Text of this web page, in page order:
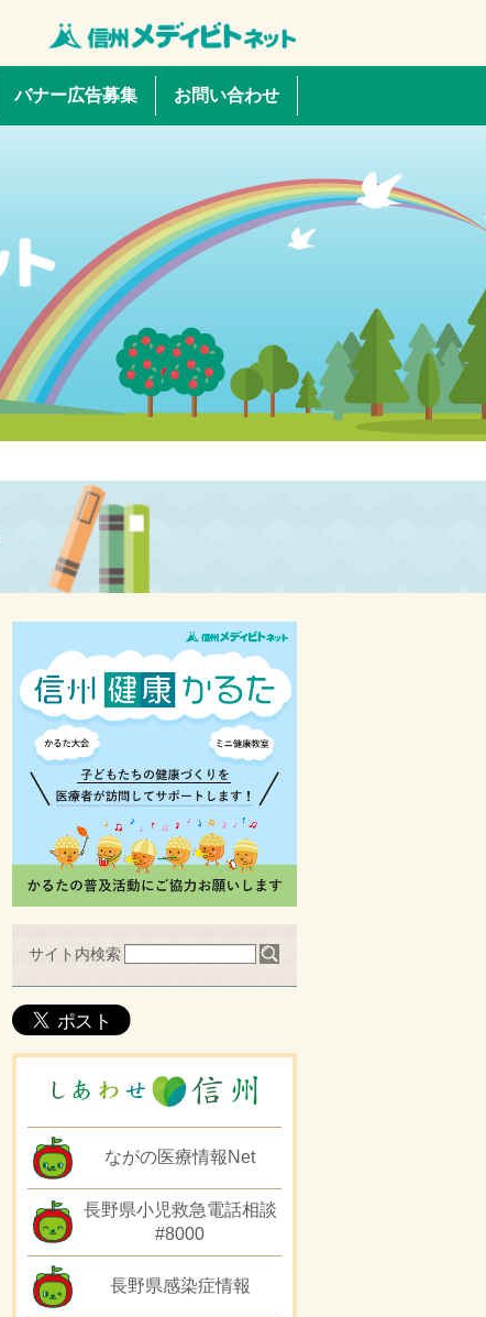
バナー広告募集 お問い合わせ
サイト内検索
ながの医療情報Net
長野県小児救急電話相談
#8000
長野県感染症情報